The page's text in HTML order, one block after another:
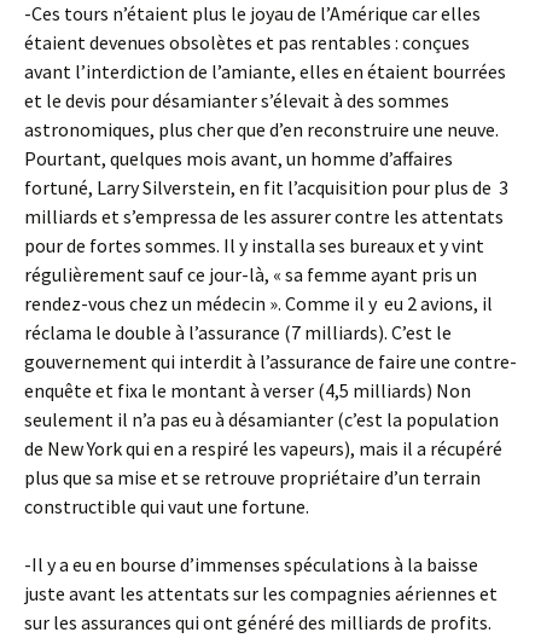
-Ces tours n’étaient plus le joyau de l’Amérique car elles
étaient devenues obsolètes et pas rentables : conçues
avant l’interdiction de l’amiante, elles en étaient bourrées
et le devis pour désamianter s’élevait à des sommes
astronomiques, plus cher que d’en reconstruire une neuve.
Pourtant, quelques mois avant, un homme d’affaires
fortuné, Larry Silverstein, en fit l’acquisition pour plus de 3
milliards et s’empressa de les assurer contre les attentats
pour de fortes sommes. Il y installa ses bureaux et y vint
régulièrement sauf ce jour-là, « sa femme ayant pris un
rendez-vous chez un médecin ». Comme il y eu 2 avions, il
réclama le double à l’assurance (7 milliards). C’est le
gouvernement qui interdit à l’assurance de faire une contre-
enquête et fixa le montant à verser (4,5 milliards) Non
seulement il n’a pas eu à désamianter (c’est la population
de New York qui en a respiré les vapeurs), mais il a récupéré
plus que sa mise et se retrouve propriétaire d’un terrain
constructible qui vaut une fortune.
-Il y a eu en bourse d’immenses spéculations à la baisse
juste avant les attentats sur les compagnies aériennes et
sur les assurances qui ont généré des milliards de profits.